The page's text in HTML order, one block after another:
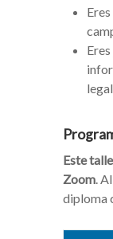
Este
Zoom.
diploma